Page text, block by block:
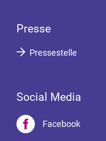
Presse
Pressestelle
Social Media
Facebook